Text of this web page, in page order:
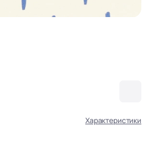
Характеристики